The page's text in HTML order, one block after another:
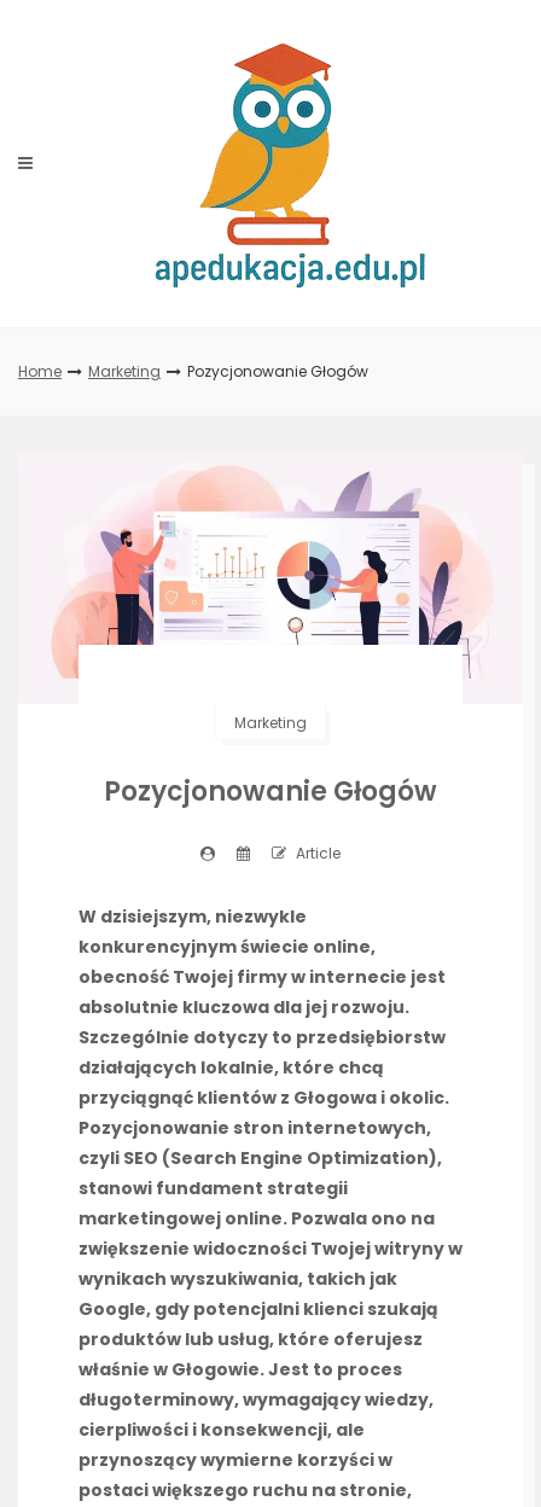
Home Marketing Pozycjonowanie Głogów
Marketing
Pozycjonowanie Głogów
Article
W dzisiejszym, niezwykle
konkurencyjnym świecie online,
obecność Twojej firmy w internecie jest
absolutnie kluczowa dla jej rozwoju.
Szczególnie dotyczy to przedsiębiorstw
działających lokalnie, które chcą
przyciągnąć klientów z Głogowa i okolic.
Pozycjonowanie stron internetowych,
czyli SEO (Search Engine Optimization),
stanowi fundament strategii
marketingowej online. Pozwala ono na
zwiększenie widoczności Twojej witryny w
wynikach wyszukiwania, takich jak
Google, gdy potencjalni klienci szukają
produktów lub usług, które oferujesz
właśnie w Głogowie. Jest to proces
długoterminowy, wymagający wiedzy,
cierpliwości i konsekwencji, ale
przynoszący wymierne korzyści w
postaci większego ruchu na stronie,